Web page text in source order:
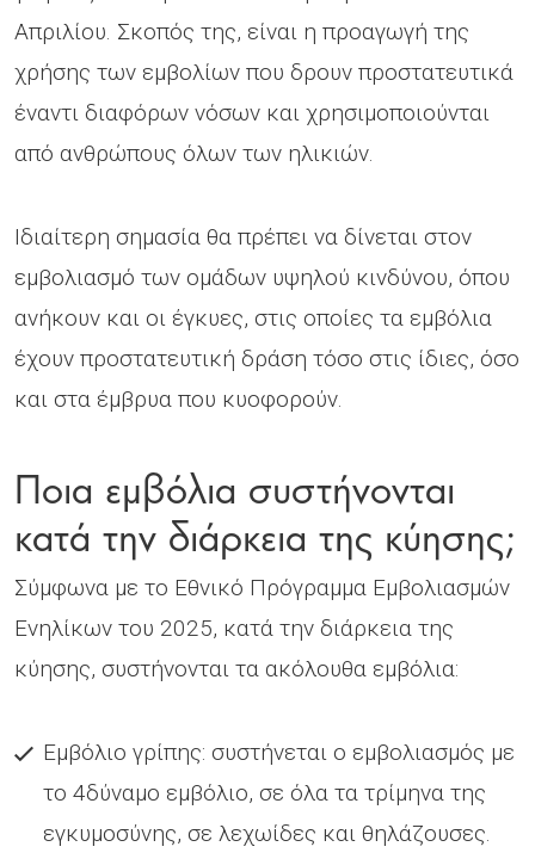
Απριλίου. Σκοπός της, είναι η προαγωγή της
χρήσης των εμβολίων που δρουν προστατευτικά
έναντι διαφόρων νόσων και χρησιμοποιούνται
από ανθρώπους όλων των ηλικιών.
Ιδιαίτερη σημασία θα πρέπει να δίνεται στον
εμβολιασμό των ομάδων υψηλού κινδύνου, όπου
ανήκουν και οι έγκυες, στις οποίες τα εμβόλια
έχουν προστατευτική δράση τόσο στις ίδιες, όσο
και στα έμβρυα που κυοφορούν.
Ποια εμβόλια συστήνονται
κατά την διάρκεια της κύησης;
Σύμφωνα με το Εθνικό Πρόγραμμα Εμβολιασμών
Ενηλίκων του 2025, κατά την διάρκεια της
κύησης, συστήνονται τα ακόλουθα εμβόλια:
Εμβόλιο γρίπης: συστήνεται ο εμβολιασμός με
το 4δύναμο εμβόλιο, σε όλα τα τρίμηνα της
εγκυμοσύνης, σε λεχωίδες και θηλάζουσες.